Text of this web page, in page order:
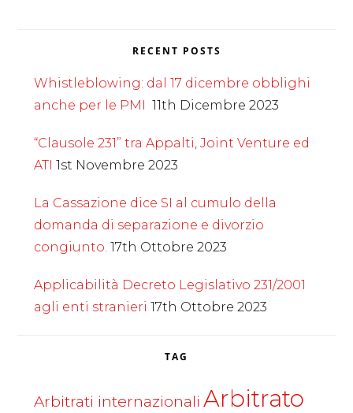
RECENT POSTS
Whistleblowing: dal 17 dicembre obblighi
anche per le PMI
11th Dicembre 2023
“Clausole 231” tra Appalti, Joint Venture ed
ATI 1st Novembre 2023
La Cassazione dice SI al cumulo della
domanda di separazione e divorzio
congiunto. 17th Ottobre 2023
Applicabilità Decreto Legislativo 231/2001
agli enti stranieri 17th Ottobre 2023
TAG
Arbitrati internazionali Arbitrato